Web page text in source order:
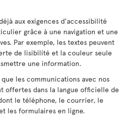
aux exigences d’accessibilité
grâce à une navigation et une
Par exemple, les textes peuvent
de lisibilité et la couleur seule
une information.
les communications avec nos
offertes dans la langue officielle de
le téléphone, le courrier, le
les formulaires en ligne.